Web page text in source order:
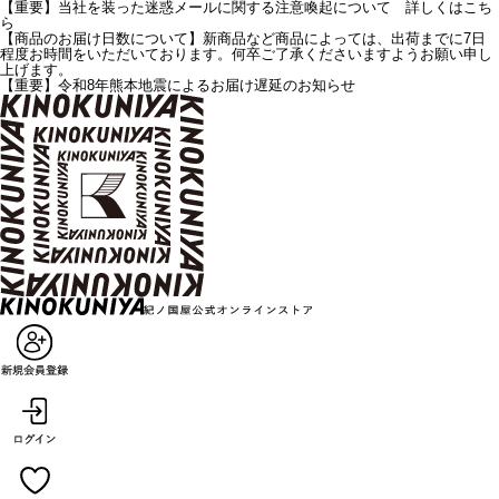
【重要】当社を装った迷惑メールに関する注意喚起について 詳しくはこち
ら
【商品のお届け日数について】新商品など商品によっては、出荷までに7日
程度お時間をいただいております。何卒ご了承くださいますようお願い申し
上げます。
【重要】令和8年熊本地震によるお届け遅延のお知らせ